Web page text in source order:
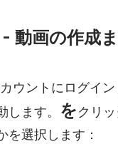
動画の作成
ウントにログイン
します。 をクリ
を選択します：